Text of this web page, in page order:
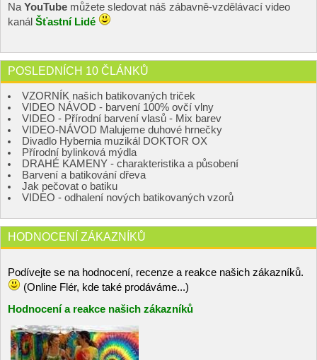
Na YouTube můžete sledovat náš zábavně-vzdělávací video
kanál Šťastní Lidé
POSLEDNÍCH 10 ČLÁNKŮ
VZORNÍK našich batikovaných triček
VIDEO NÁVOD - barvení 100% ovčí vlny
VIDEO - Přírodní barvení vlasů - Mix barev
VIDEO-NÁVOD Malujeme duhové hrnečky
Divadlo Hybernia muzikál DOKTOR OX
Přírodní bylinková mýdla
DRAHÉ KAMENY - charakteristika a působení
Barvení a batikování dřeva
Jak pečovat o batiku
VIDEO - odhalení nových batikovaných vzorů
HODNOCENÍ ZÁKAZNÍKŮ
Podívejte se na hodnocení, recenze a reakce našich zákazníků.
(Online Flér, kde také prodáváme...)
Hodnocení a reakce našich zákazníků